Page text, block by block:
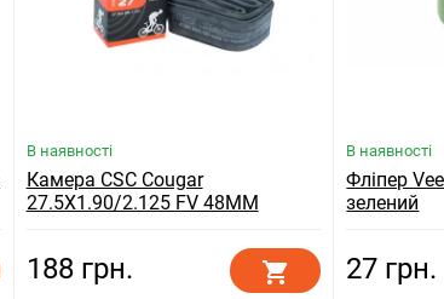
В наявності
Камера CSC Cougar
27.5X1.90/2.125 FV 48MM
188 грн.
В наявності
Фліпер
зелений
27 грн.